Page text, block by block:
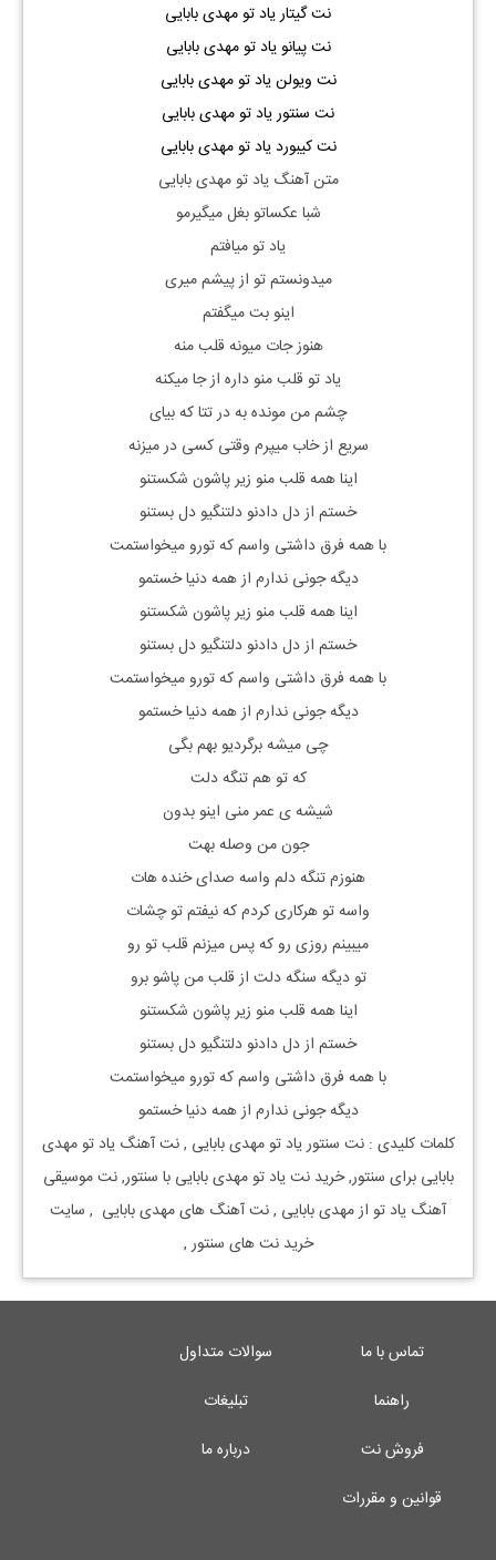
نت گیتار یاد تو مهدی بابایی
نت پیانو یاد تو مهدی بابایی
نت ویولن یاد تو مهدی بابایی
نت سنتور یاد تو مهدی بابایی
نت کیبورد یاد تو مهدی بابایی
متن آهنگ یاد تو مهدی بابایی
شبا عکساتو بغل میگیرمو
یاد تو میافتم
میدونستم تو از پیشم میری
اینو بت میگفتم
هنوز جات میونه قلب منه
یاد تو قلب منو داره از جا میکنه
چشم من مونده به در تتا که بیای
سریع از خاب میپرم وقتی کسی در میزنه
اینا همه قلب منو زیر پاشون شکستنو
خستم از دل دادنو دلتنگیو دل بستنو
با همه فرق داشتی واسم که تورو میخواستمت
دیگه جونی ندارم از همه دنیا خستمو
اینا همه قلب منو زیر پاشون شکستنو
خستم از دل دادنو دلتنگیو دل بستنو
با همه فرق داشتی واسم که تورو میخواستمت
دیگه جونی ندارم از همه دنیا خستمو
چی میشه برگردیو بهم بگی
که تو هم تنگه دلت
شیشه ی عمر منی اینو بدون
جون من وصله بهت
هنوزم تنگه دلم واسه صدای خنده هات
واسه تو هرکاری کردم که نیفتم تو چشات
میبینم روزی رو که پس میزنم قلب تو رو
تو دیگه سنگه دلت از قلب من پاشو برو
اینا همه قلب منو زیر پاشون شکستنو
خستم از دل دادنو دلتنگیو دل بستنو
با همه فرق داشتی واسم که تورو میخواستمت
دیگه جونی ندارم از همه دنیا خستمو
کلمات کلیدی : نت سنتوریاد تومهدی بابایی , نت آهنگ یاد تومهدی
بابایی برای سنتور, خرید نتیاد تومهدی بابایی با سنتور, نت موسیقی
آهنگ یاد تو ازمهدی بابایی , نت آهنگ هایمهدی بابایی , سایت
خرید نت های سنتور,
تماس با ما
سوالات متداول
راهنما
تبلیغات
فروش نت
درباره ما
قوانین و مقررات